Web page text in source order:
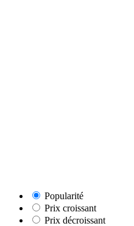
Popularité
Prix croissant
Prix décroissant